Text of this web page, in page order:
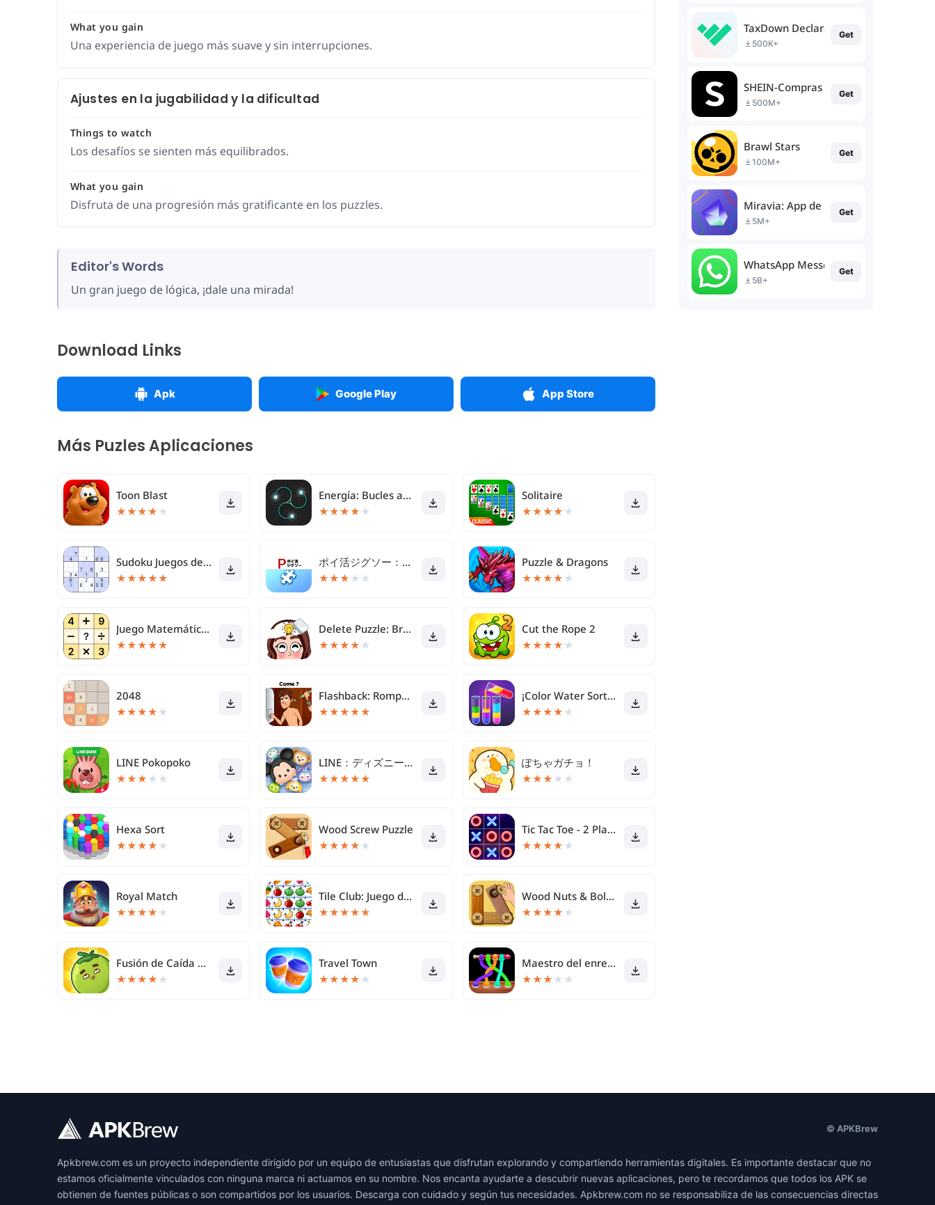
What you gain
Una experiencia de juego más suave y sin interrupciones.
Ajustes en la jugabilidad y la dificultad
Things to watch
Los desafíos se sienten más equilibrados.
What you gain
Disfruta de una progresión más gratificante en los puzzles.
Editor's Words
Un gran juego de lógica, ¡dale una mirada!
Download Links
Apk Google Play App Store
Más Puzles Aplicaciones
Toon Blast
★★★★ ★
Energía: Bucles antiestrés
★★★★ ★
Solitaire
★★★★ ★
Sudoku Juegos de rompecabezas
★★★★★
ポイ活ジグソー：ポイントが稼げるパズルゲーム
★★★ ★ ★
Puzzle & Dragons
★★★★ ★
Juego Matemático, Crossmath
★★★★★
Delete Puzzle: Brain Games
★★★★ ★
Cut the Rope 2
★★★★ ★
2048
★★★★ ★
Flashback: Rompecabezas
★★★★★
¡Color Water Sort Wood Puzzle
★★★★ ★
LINE Pokopoko
★★★ ★ ★
LINE：ディズニー ツムツム
★★★★★
ぽちゃガチョ！
★★★ ★ ★
Hexa Sort
★★★★ ★
Wood Screw Puzzle
★★★★ ★
Tic Tac Toe - 2 Player XO
★★★★ ★
Royal Match
★★★★ ★
Tile Club: Juego de emparejar
★★★★★
Wood Nuts & Bolts Puzzle
★★★★ ★
Fusión de Caída de Frutas
★★★★ ★
Travel Town
★★★★ ★
Maestro del enredo 3D
★★★ ★ ★
TaxDown Declaración Renta 2023
500K+
Get
SHEIN-Compras Online
500M+
Get
Brawl Stars
100M+
Get
Miravia: App de compras online
5M+
Get
WhatsApp Messenger
5B+
Get
© APKBrew
Apkbrew.com es un proyecto independiente dirigido por un equipo de entusiastas que disfrutan explorando y compartiendo herramientas digitales. Es importante destacar que no
estamos oficialmente vinculados con ninguna marca ni actuamos en su nombre. Nos encanta ayudarte a descubrir nuevas aplicaciones, pero te recordamos que todos los APK se
obtienen de fuentes públicas o son compartidos por los usuarios. Descarga con cuidado y según tus necesidades. Apkbrew.com no se responsabiliza de las consecuencias directas